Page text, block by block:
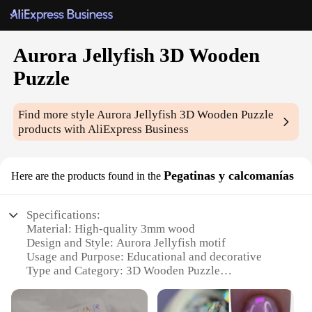
Aurora Jellyfish 3D Wooden
Puzzle
Find more styleAurora Jellyfish 3D Wooden Puzzle
products with AliExpress Business
Here are the products found in the Pegatinas y calcomanías
Specifications:
Material: High-quality 3mm wood
Design and Style: Aurora Jellyfish motif
Usage and Purpose: Educational and decorative
Type and Category: 3D Wooden Puzzle